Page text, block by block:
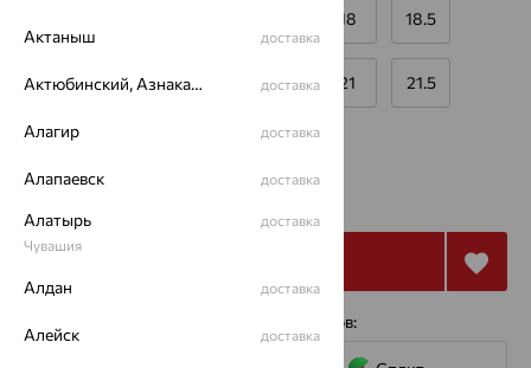
18 18.5
19 19.5 20 20.5 21 21.5
Калькулятор размера Другой размер
от 15 967
с помощью сервисов:
Актаныш доставка
Актюбинский, Азнакаевский район доставка
Алагир доставка
Алапаевск доставка
Алатырь
Чувашия
доставка
Алдан доставка
Алейск доставка